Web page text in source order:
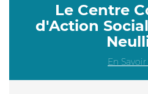
Le Centre
d'Action
En